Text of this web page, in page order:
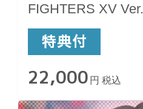
FIGHTERS XV Ver.
22,000 円 税込